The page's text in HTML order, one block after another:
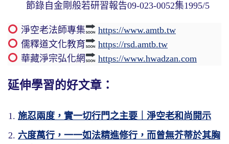
節錄自金剛般若研習報告09-023-0052集1995/5
淨空老法師專集
https://www.amtb.tw
儒釋道文化教育
https://rsd.amtb.tw
華藏淨宗弘化網
https://www.hwadzan.com
延伸學習的好文章：
施忍兩度，實一切行門之主要｜淨空老和尚開示
六度萬行，一一如法精進修行，而曾無芥蒂於其胸